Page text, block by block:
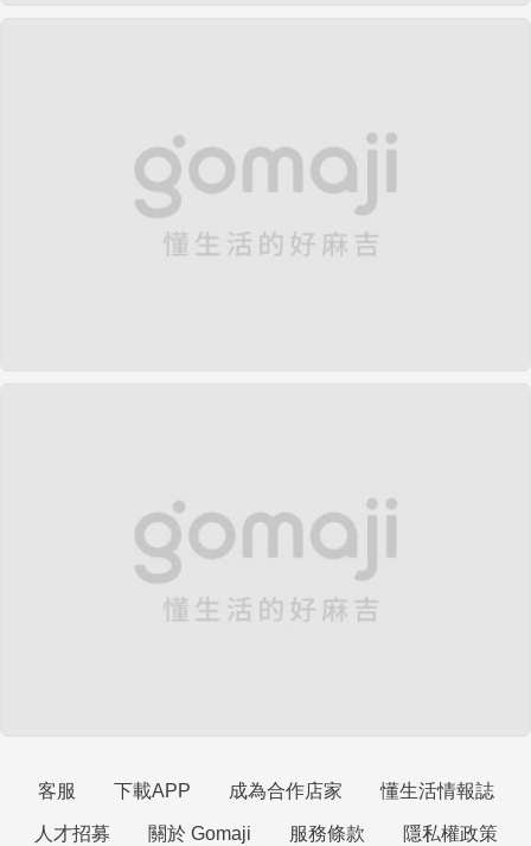
客服 下載APP 成為合作店家 懂生活情報誌
人才招募 關於 Gomaji 服務條款 隱私權政策